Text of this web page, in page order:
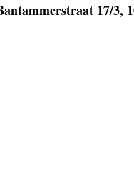
17/3,